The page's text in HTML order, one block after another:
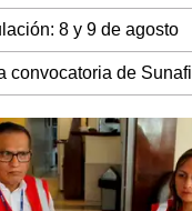
8 y 9 de agosto
convocatoria de Sunafil